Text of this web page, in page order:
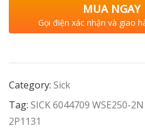
MUA NGAY
Gọi điện xác nhận và giao
Category: Sick
Tag: SICK 6044709 WSE250-
2P1131